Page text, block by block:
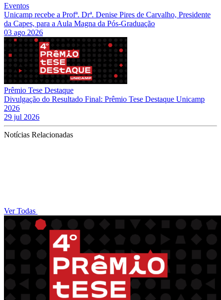
Eventos
Unicamp recebe a Profª. Drª. Denise Pires de Carvalho, Presidente
da Capes, para a Aula Magna da Pós-Graduação
03 ago 2026
Prêmio Tese Destaque
Divulgação do Resultado Final: Prêmio Tese Destaque Unicamp
2026
29 jul 2026
Notícias Relacionadas
Ver Todas